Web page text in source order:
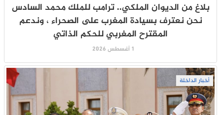
بلاغ من الديوان الملكي.. ترامب للملك محمد السادس
نحن نعترف بسيادة المغرب على الصحراء ، وندعم
المقترح المغربي للحكم الذاتي
1 أغسطس 2026
أخبار الداخلة